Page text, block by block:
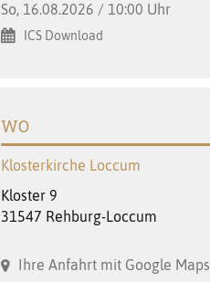
So, 16.08.2026 / 10:00 Uhr
ICS Download
WO
Klosterkirche Loccum
Kloster 9
31547 Rehburg-Loccum
Ihre Anfahrt mit Google Maps